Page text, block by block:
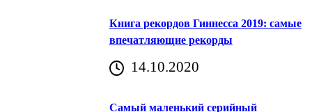
Книга рекордов Гиннесса 2019: самые
впечатляющие рекорды
14.10.2020
Самый маленький серийный